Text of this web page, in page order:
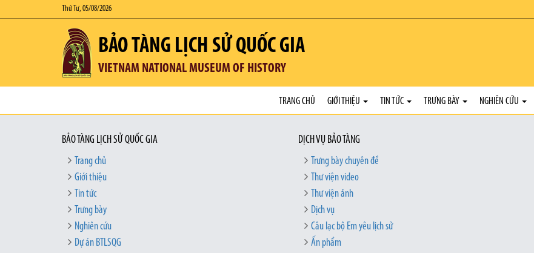
Thứ Tư, 05/08/2026
BẢO TÀNG LỊCH SỬ QUỐC GIA
VIETNAM NATIONAL MUSEUM OF HISTORY
TRANG CHỦ GIỚI THIỆU TIN TỨC TRƯNG BÀY NGHIÊN CỨU
BẢO TÀNG LỊCH SỬ QUỐC GIA
Trang chủ
Giới thiệu
Tin tức
Trưng bày
Nghiên cứu
Dự án BTLSQG
DỊCH VỤ BẢO TÀNG
Trưng bày chuyên đề
Thư viện video
Thư viện ảnh
Dịch vụ
Câu lạc bộ Em yêu lịch sử
Ấn phẩm